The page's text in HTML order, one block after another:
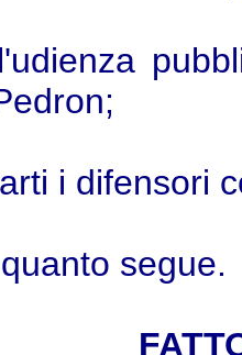
i difensori
segue.